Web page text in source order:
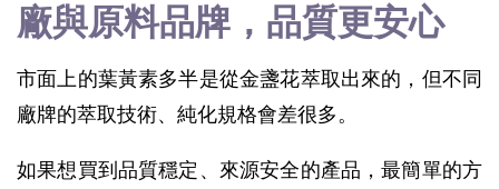
廠與原料品牌，品質更安心
市面上的葉黃素多半是從金盞花萃取出來的，但不同
廠牌的萃取技術、純化規格會差很多。
如果想買到品質穩定、來源安全的產品，最簡單的方